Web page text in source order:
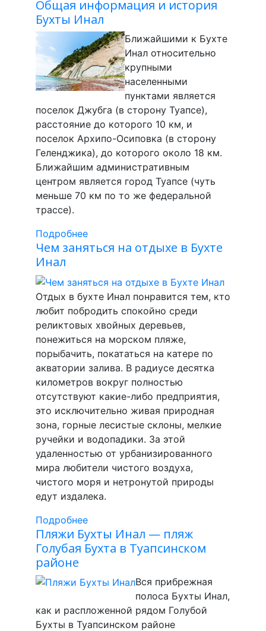
Общая информация и история
Бухты Инал
Ближайшими к Бухте
Инал относительно
крупными
населенными
пунктами является
поселок Джубга (в сторону Туапсе),
расстояние до которого 10 км, и
поселок Архипо-Осиповка (в сторону
Геленджика), до которого около 18 км.
Ближайшим административным
центром является город Туапсе (чуть
меньше 70 км по то же федеральной
трассе).
Подробнее
Чем заняться на отдыхе в Бухте
Инал
Отдых в бухте Инал понравится тем, кто
любит побродить спокойно среди
реликтовых хвойных деревьев,
понежиться на морском пляже,
порыбачить, покататься на катере по
акватории залива. В радиусе десятка
километров вокруг полностью
отсутствуют какие-либо предприятия,
это исключительно живая природная
зона, горные лесистые склоны, мелкие
ручейки и водопадики. За этой
удаленностью от урбанизированного
мира любители чистого воздуха,
чистого моря и нетронутой природы
едут издалека.
Подробнее
Пляжи Бухты Инал — пляж
Голубая Бухта в Туапсинском
районе
Вся прибрежная
полоса Бухты Инал,
как и распложенной рядом Голубой
Бухты в Туапсинском районе